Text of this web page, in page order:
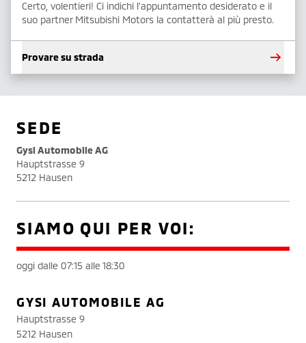
Certo, volentieri! Ci indichi l'appuntamento desiderato e il
suo partner Mitsubishi Motors la contatterà al più presto.
Provare su strada
SEDE
Gysi Automobile AG
Hauptstrasse 9
5212 Hausen
SIAMO QUI PER VOI:
oggi dalle 07:15 alle 18:30
GYSI AUTOMOBILE AG
Hauptstrasse 9
5212 Hausen